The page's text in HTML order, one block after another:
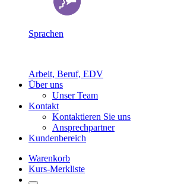
Sprachen
Arbeit, Beruf, EDV
Über uns
Unser Team
Kontakt
Kontaktieren Sie uns
Ansprechpartner
Kundenbereich
Warenkorb
Kurs-Merkliste